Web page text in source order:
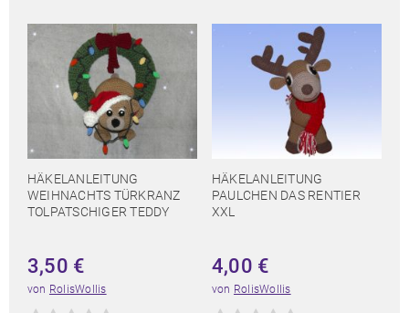
HÄKELANLEITUNG
WEIHNACHTS TÜRKRANZ
TOLPATSCHIGER TEDDY
3,50 €
von RolisWollis
HÄKELANLEITUNG
PAULCHEN DAS RENTIER
XXL
4,00 €
von RolisWollis